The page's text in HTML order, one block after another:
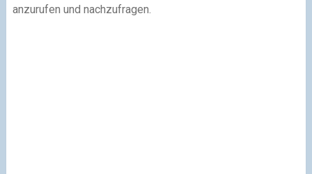
anzurufen und nachzufragen.